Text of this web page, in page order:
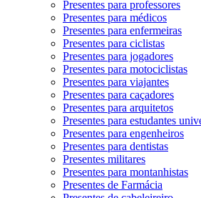
Presentes para professores
Presentes para médicos
Presentes para enfermeiras
Presentes para ciclistas
Presentes para jogadores
Presentes para motociclistas
Presentes para viajantes
Presentes para caçadores
Presentes para arquitetos
Presentes para estudantes
Presentes para engenheiros
Presentes para dentistas
Presentes militares
Presentes para montanhistas
Presentes de Farmácia